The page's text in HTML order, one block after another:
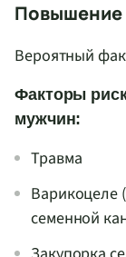
Повышение
Вероятный
Факторы
мужчин:
Травма
Варикоцеле
семенной